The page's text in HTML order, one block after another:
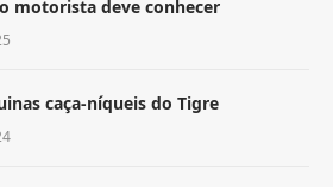
motorista deve conhecer
caça-níqueis do Tigre